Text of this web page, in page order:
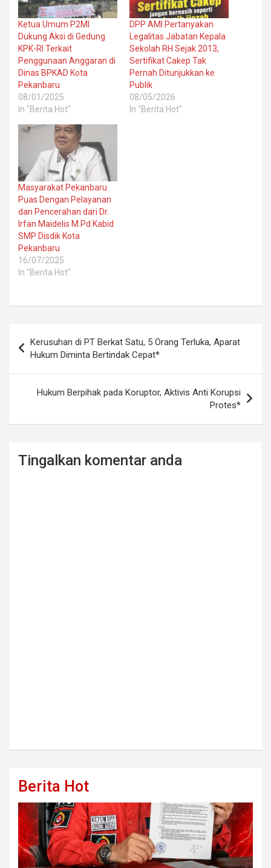
Ketua Umum P2MI
Dukung Aksi di Gedung
KPK-RI Terkait
Penggunaan Anggaran di
Dinas BPKAD Kota
Pekanbaru
08/01/2025
In "Berita Hot"
DPP AMI Pertanyakan
Legalitas Jabatan Kepala
Sekolah RH Sejak 2013,
Sertifikat Cakep Tak
Pernah Ditunjukkan ke
Publik
08/05/2026
In "Berita Hot"
Masyarakat Pekanbaru
Puas Dengan Pelayanan
dan Pencerahan dari Dr.
Irfan Maidelis M.Pd Kabid
SMP Disdik Kota
Pekanbaru
16/07/2025
In "Berita Hot"
navigation
Kerusuhan di PT Berkat Satu, 5 Orang Terluka, Aparat
Hukum Diminta Bertindak Cepat*
Hukum Berpihak pada Koruptor, Aktivis Anti Korupsi
Protes*
Tingalkan komentar anda
Berita Hot